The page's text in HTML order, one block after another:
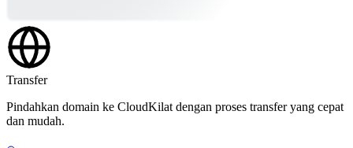
Transfer
Pindahkan domain ke CloudKilat dengan proses transfer yang cepat
dan mudah.